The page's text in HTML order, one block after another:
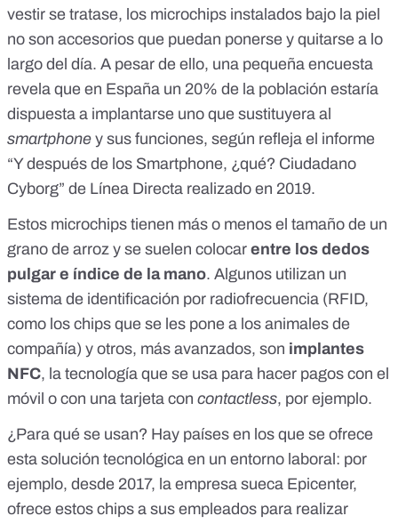
vestir se tratase, los microchips instalados bajo la piel
no son accesorios que puedan ponerse y quitarse a lo
largo del día. A pesar de ello, una pequeña encuesta
revela que en España un 20% de la población estaría
dispuesta a implantarse uno que sustituyera al
smartphone y sus funciones, según refleja el informe
“Y después de los Smartphone, ¿qué? Ciudadano
Cyborg” de Línea Directa realizado en 2019.
Estos microchips tienen más o menos el tamaño de un
grano de arroz y se suelen colocar entre los dedos
pulgar e índice de la mano. Algunos utilizan un
sistema de identificación por radiofrecuencia (RFID,
como los chips que se les pone a los animales de
compañía) y otros, más avanzados, son implantes
NFC, la tecnología que se usa para hacer pagos con el
móvil o con una tarjeta con contactless, por ejemplo.
¿Para qué se usan? Hay países en los que se ofrece
esta solución tecnológica en un entorno laboral: por
ejemplo, desde 2017, la empresa sueca Epicenter,
ofrece estos chips a sus empleados para realizar